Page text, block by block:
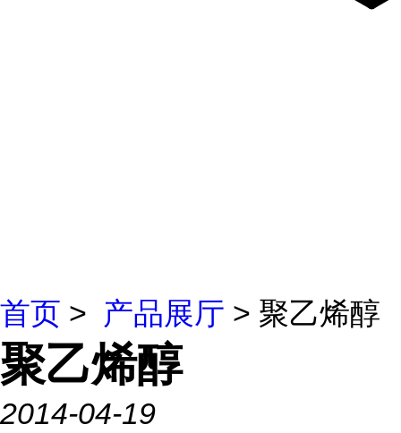
首页 > 产品展厅 > 聚乙烯醇
聚乙烯醇
2014-04-19